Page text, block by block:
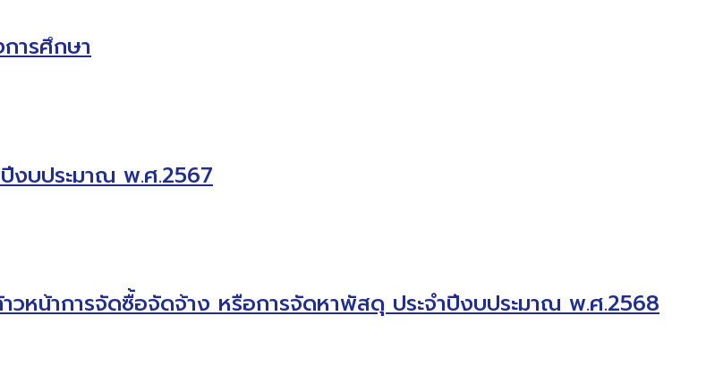
ารศึกษา
งบประมาณ พ.ศ.2567
วหน้าการจัดซื้อจัดจ้าง หรือการจัดหาพัสดุ ประจำปีงบประมาณ พ.ศ.2568